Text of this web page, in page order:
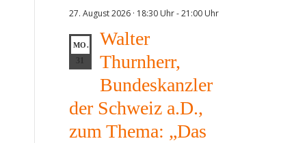
27. August 2026 · 18:30 Uhr-21:00 Uhr
MO.
Walter
Thurnherr,
Bundeskanzler
der Schweiz a.D.,
zum Thema: „Das